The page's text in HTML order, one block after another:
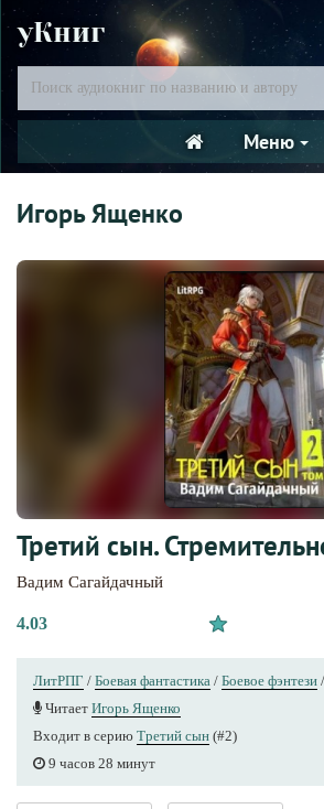
уКниг
Меню
Игорь Ященко
Третий сын.
Вадим Сагайдачный
4.03
ЛитРПГ / Боевая фантастика / Боевое фэнтези /
Читает Игорь Ященко
Входит в серию Третий сын (#2)
9 часов 28 минут